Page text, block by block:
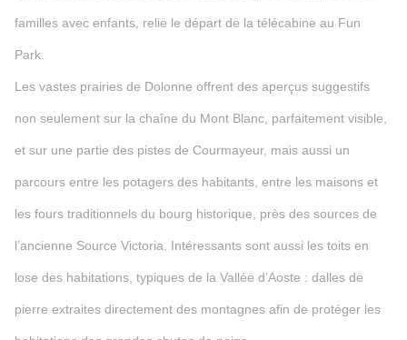
familles avec enfants, relie le départ de la télécabine au Fun
Park.
Les vastes prairies de Dolonne offrent des aperçus suggestifs
non seulement sur la chaîne du Mont Blanc, parfaitement visible,
et sur une partie des pistes de Courmayeur, mais aussi un
parcours entre les potagers des habitants, entre les maisons et
les fours traditionnels du bourg historique, près des sources de
l’ancienne Source Victoria. Intéressants sont aussi les toits en
lose des habitations, typiques de la Vallée d’Aoste : dalles de
pierre extraites directement des montagnes afin de protéger les